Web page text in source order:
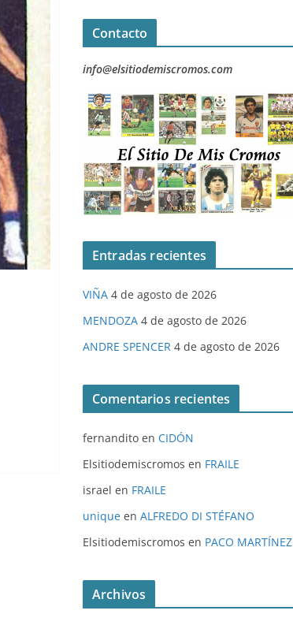
Contacto
info@elsitiodemiscromos.com
Entradas recientes
VIÑA 4 de agosto de 2026
MENDOZA 4 de agosto de 2026
ANDRE SPENCER 4 de agosto de 2026
Comentarios recientes
fernandito en CIDÓN
Elsitiodemiscromos en FRAILE
israel en FRAILE
unique en ALFREDO DI STÉFANO
Elsitiodemiscromos en PACO MARTÍNEZ
Archivos